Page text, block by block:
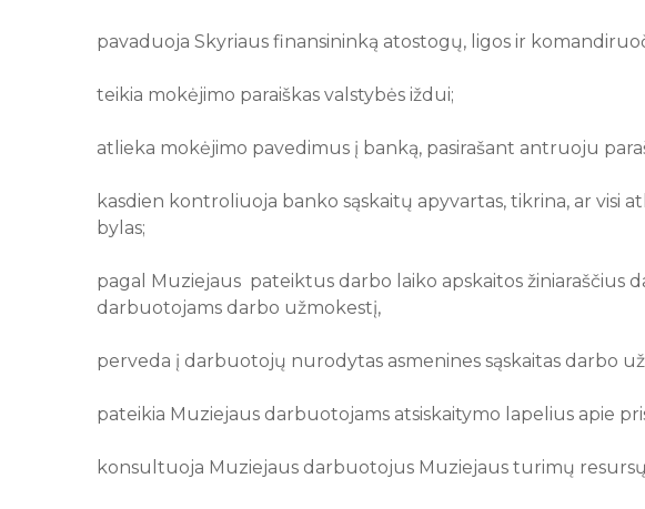
pavaduoja Skyriaus finansininką atostogų, ligos ir
teikia mokėjimo paraiškas valstybės iždui;
atlieka mokėjimo pavedimus į banką, pasirašant antruoju
kasdien kontroliuoja banko sąskaitų apyvartas, tikrina, ar visi
bylas;
pagal Muziejaus pateiktus darbo laiko apskaitos žiniaraščius
darbuotojams darbo užmokestį,
perveda į darbuotojų nurodytas asmenines sąskaitas darbo
pateikia Muziejaus darbuotojams atsiskaitymo lapelius apie
konsultuoja Muziejaus darbuotojus Muziejaus turimų